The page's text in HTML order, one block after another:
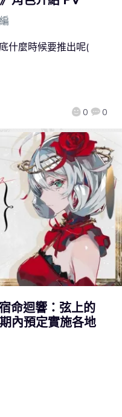
0 0
什麼時候要推出呢(
命迴響：弦上的
內預定實施各地